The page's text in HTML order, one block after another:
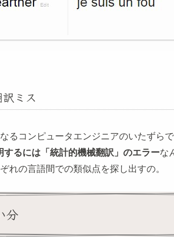
ミス
るコンピュータエンジニアのいたずら
るには「統計的機械翻訳」のエラーな
れの言語間での類似点を探し出すの。
分